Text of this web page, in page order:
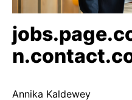
Annika Kaldewey